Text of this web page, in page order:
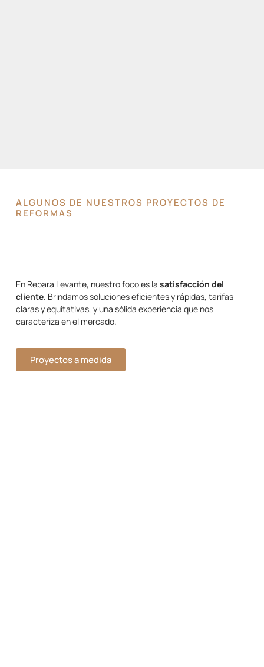
ALGUNOS DE NUESTROS PROYECTOS DE
REFORMAS
En Repara Levante, nuestro foco es la satisfacción del
cliente. Brindamos soluciones eficientes y rápidas, tarifas
claras y equitativas, y una sólida experiencia que nos
caracteriza en el mercado.
Proyectos a medida